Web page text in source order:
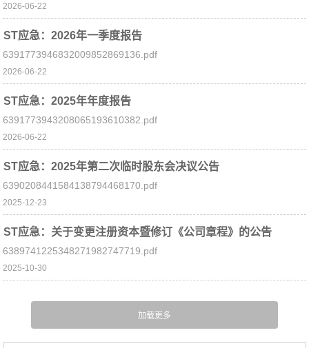
2026-06-22
ST应急：2026年一季度报告
6391773946832009852869136.pdf
2026-06-22
ST应急：2025年年度报告
6391773943208065193610382.pdf
2026-06-22
ST应急：2025年第二次临时股东会决议公告
6390208441584138794468170.pdf
2025-12-23
ST应急：关于变更注册资本暨修订《公司章程》的公告
6389741225348271982747719.pdf
2025-10-30